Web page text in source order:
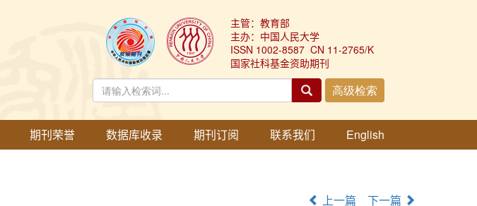
主管：教育部
主办：中国人民大学
ISSN 1002-8587 CN 11-2765/K
国家社科基金资助期刊
期刊荣誉 数据库收录 期刊订阅 联系我们 English
上一篇 下一篇